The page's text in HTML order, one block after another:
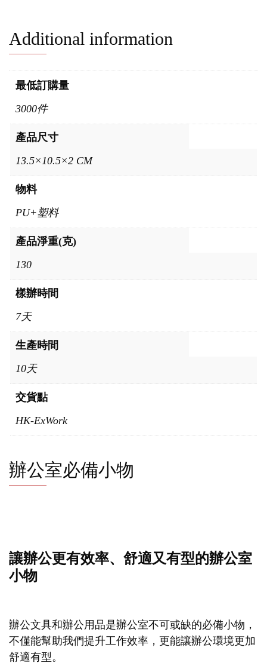
Additional information
最低訂購量
3000件
產品尺寸
13.5×10.5×2 CM
物料
PU+塑料
產品淨重(克)
130
樣辦時間
7天
生產時間
10天
交貨點
HK-ExWork
辦公室必備小物
讓辦公更有效率、舒適又有型的辦公室
小物
辦公文具和辦公用品是辦公室不可或缺的必備小物，
不僅能幫助我們提升工作效率，更能讓辦公環境更加
舒適有型。